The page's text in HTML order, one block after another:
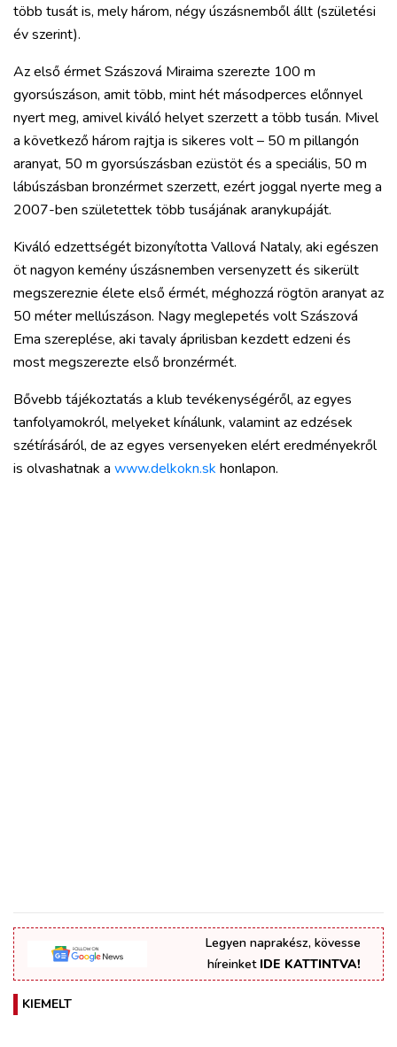
több tusát is, mely három, négy úszásnemből állt (születési
év szerint).
Az első érmet Szászová Miraima szerezte 100 m
gyorsúszáson, amit több, mint hét másodperces előnnyel
nyert meg, amivel kiváló helyet szerzett a több tusán. Mivel
a következő három rajtja is sikeres volt – 50 m pillangón
aranyat, 50 m gyorsúszásban ezüstöt és a speciális, 50 m
lábúszásban bronzérmet szerzett, ezért joggal nyerte meg a
2007-ben születettek több tusájának aranykupáját.
Kiváló edzettségét bizonyította Vallová Nataly, aki egészen
öt nagyon kemény úszásnemben versenyzett és sikerült
megszereznie élete első érmét, méghozzá rögtön aranyat az
50 méter mellúszáson. Nagy meglepetés volt Szászová
Ema szereplése, aki tavaly áprilisban kezdett edzeni és
most megszerezte első bronzérmét.
Bővebb tájékoztatás a klub tevékenységéről, az egyes
tanfolyamokról, melyeket kínálunk, valamint az edzések
szétírásáról, de az egyes versenyeken elért eredményekről
is olvashatnak a www.delkokn.sk honlapon.
Legyen naprakész, kövesse
híreinket IDE KATTINTVA!
KIEMELT